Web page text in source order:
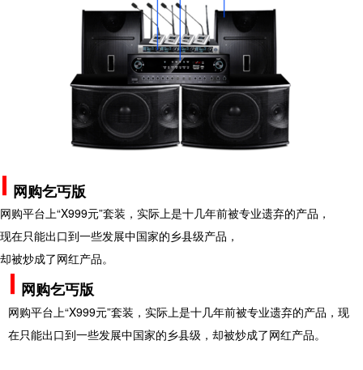
网购乞丐版
网购平台上“X999元”套装，实际上是十几年前被专业遗弃的产品，
现在只能出口到一些发展中国家的乡县级产品，
却被炒成了网红产品。
网购乞丐版
网购平台上“X999元”套装，实际上是十几年前被专业遗弃的产品，现
在只能出口到一些发展中国家的乡县级，却被炒成了网红产品。